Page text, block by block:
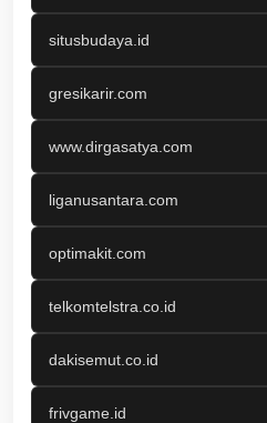
situsbudaya.id
gresikarir.com
www.dirgasatya.com
liganusantara.com
optimakit.com
telkomtelstra.co.id
dakisemut.co.id
frivgame.id